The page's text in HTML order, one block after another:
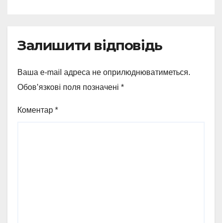
Залишити відповідь
Ваша e-mail адреса не оприлюднюватиметься.
Обов’язкові поля позначені *
Коментар *